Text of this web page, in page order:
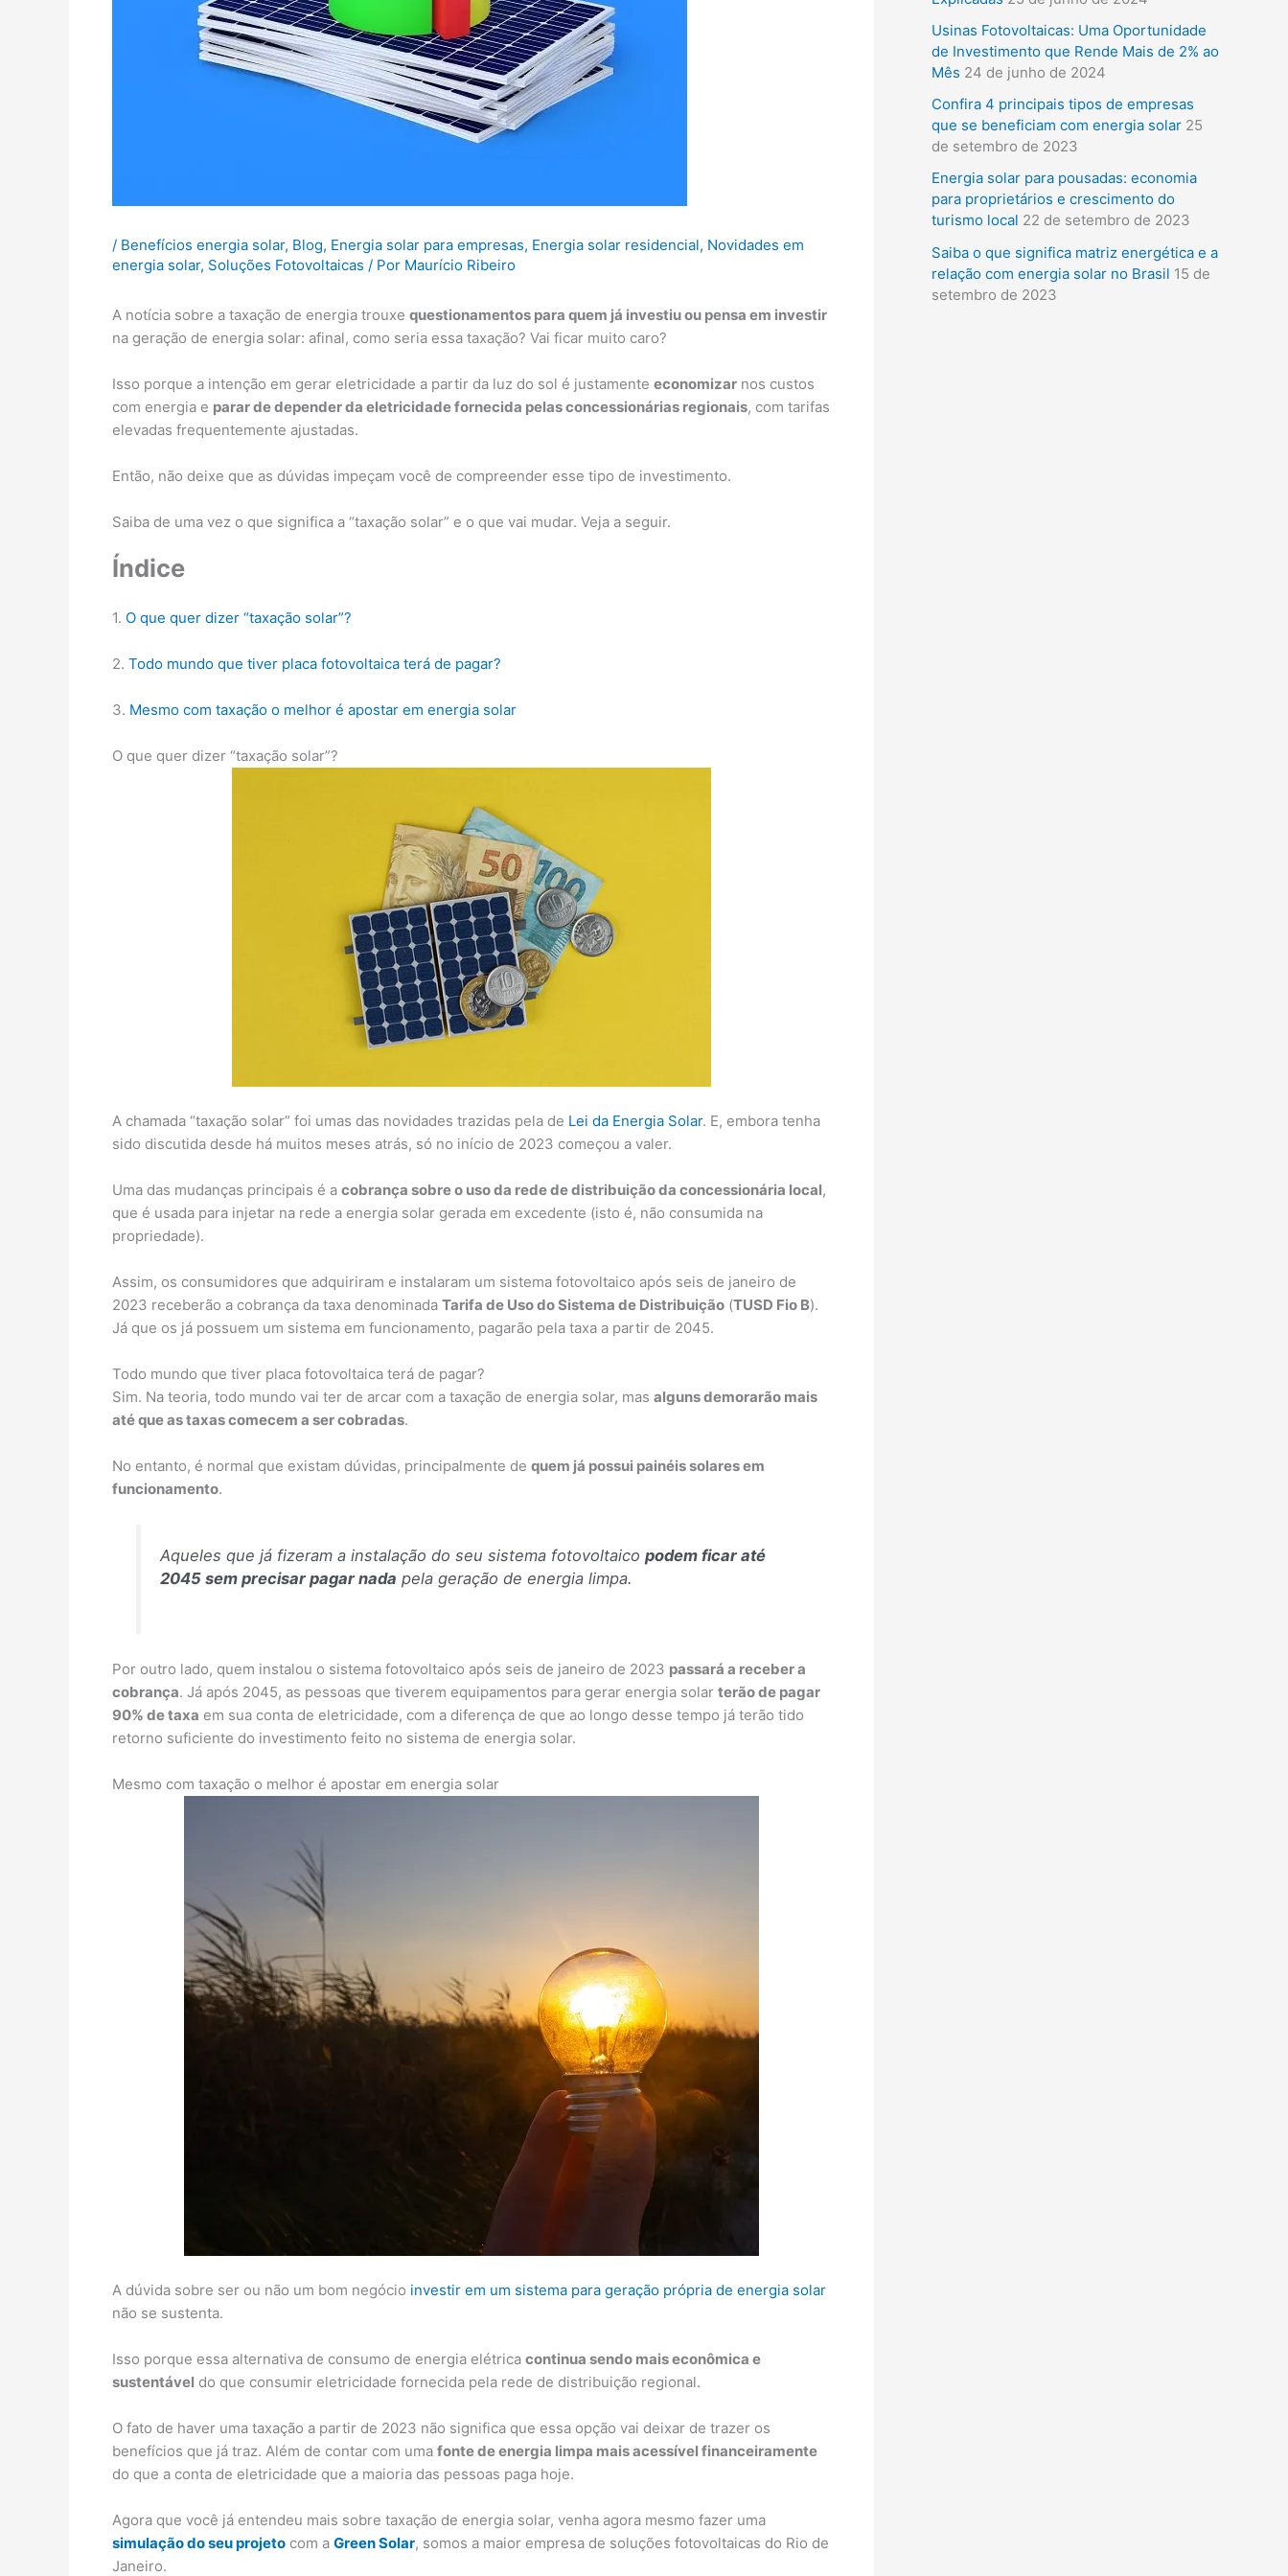
/ Benefícios energia solar, Blog, Energia solar para empresas, Energia solar residencial, Novidades em
energia solar, Soluções Fotovoltaicas / Por Maurício Ribeiro
A notícia sobre a taxação de energia trouxe questionamentos para quem já investiu ou pensa em investir
na geração de energia solar: afinal, como seria essa taxação? Vai ficar muito caro?
Isso porque a intenção em gerar eletricidade a partir da luz do sol é justamente economizar nos custos
com energia e parar de depender da eletricidade fornecida pelas concessionárias regionais, com tarifas
elevadas frequentemente ajustadas.
Então, não deixe que as dúvidas impeçam você de compreender esse tipo de investimento.
Saiba de uma vez o que significa a “taxação solar” e o que vai mudar. Veja a seguir.
Índice
1. O que quer dizer “taxação solar”?
2. Todo mundo que tiver placa fotovoltaica terá de pagar?
3. Mesmo com taxação o melhor é apostar em energia solar
O que quer dizer “taxação solar”?
A chamada “taxação solar” foi umas das novidades trazidas pela de Lei da Energia Solar. E, embora tenha
sido discutida desde há muitos meses atrás, só no início de 2023 começou a valer.
Uma das mudanças principais é a cobrança sobre o uso da rede de distribuição da concessionária local,
que é usada para injetar na rede a energia solar gerada em excedente (isto é, não consumida na
propriedade).
Assim, os consumidores que adquiriram e instalaram um sistema fotovoltaico após seis de janeiro de
2023 receberão a cobrança da taxa denominada Tarifa de Uso do Sistema de Distribuição (TUSD Fio B).
Já que os já possuem um sistema em funcionamento, pagarão pela taxa a partir de 2045.
Todo mundo que tiver placa fotovoltaica terá de pagar?
Sim. Na teoria, todo mundo vai ter de arcar com a taxação de energia solar, mas alguns demorarão mais
até que as taxas comecem a ser cobradas.
No entanto, é normal que existam dúvidas, principalmente de quem já possui painéis solares em
funcionamento.
Aqueles que já fizeram a instalação do seu sistema fotovoltaico podem ficar até
2045 sem precisar pagar nada pela geração de energia limpa.
Por outro lado, quem instalou o sistema fotovoltaico após seis de janeiro de 2023 passará a receber a
cobrança. Já após 2045, as pessoas que tiverem equipamentos para gerar energia solar terão de pagar
90% de taxa em sua conta de eletricidade, com a diferença de que ao longo desse tempo já terão tido
retorno suficiente do investimento feito no sistema de energia solar.
Mesmo com taxação o melhor é apostar em energia solar
A dúvida sobre ser ou não um bom negócio investir em um sistema para geração própria de energia solar
não se sustenta.
Isso porque essa alternativa de consumo de energia elétrica continua sendo mais econômica e
sustentável do que consumir eletricidade fornecida pela rede de distribuição regional.
O fato de haver uma taxação a partir de 2023 não significa que essa opção vai deixar de trazer os
benefícios que já traz. Além de contar com uma fonte de energia limpa mais acessível financeiramente
do que a conta de eletricidade que a maioria das pessoas paga hoje.
Agora que você já entendeu mais sobre taxação de energia solar, venha agora mesmo fazer uma
simulação do seu projeto com a Green Solar, somos a maior empresa de soluções fotovoltaicas do Rio de
Janeiro.
s
a
r
p
o
r
:
Usinas Fotovoltaicas: Uma Oportunidade
de Investimento que Rende Mais de 2% ao
Mês 24 de junho de 2024
Confira 4 principais tipos de empresas
que se beneficiam com energia solar 25
de setembro de 2023
Energia solar para pousadas: economia
para proprietários e crescimento do
turismo local 22 de setembro de 2023
Saiba o que significa matriz energética e a
relação com energia solar no Brasil 15 de
setembro de 2023